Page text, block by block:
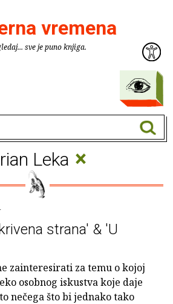
vremena
sve je puno knjiga.
Leka ×
strana' & 'U
zainteresirati za temu o kojoj
osobnog iskustva koje daje
nečega što bi jednako tako